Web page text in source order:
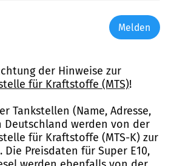
Melden
der Hinweise zur
für Kraftstoffe (MTS)!
Tankstellen (Name, Adresse,
Deutschland werden von der
für Kraftstoffe (MTS-K) zur
Die Preisdaten für Super E10,